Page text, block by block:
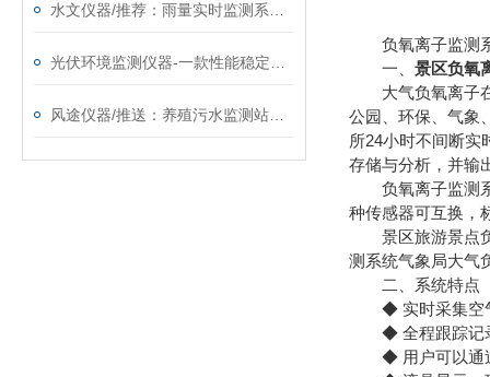
负氧离子监测
一、 景区负氧
大气负氧离子在
公园、环保、气象
所24小时不间断实
存储与分析，并输
负氧离子监测系
种传感器可互换，
景区旅游景点负
测系统气象局大气
二、系统特点
◆ 实时采集空气
◆ 全程跟踪记录
◆ 用户可以通过